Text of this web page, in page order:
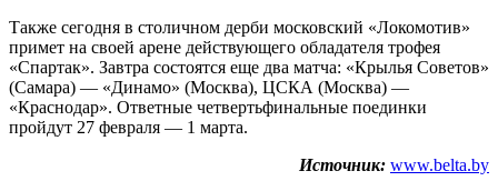
Также сегодня в столичном дерби московский «Локомотив»
примет на своей арене действующего обладателя трофея
«Спартак». Завтра состоятся еще два матча: «Крылья Советов»
(Самара) — «Динамо» (Москва), ЦСКА (Москва) —
«Краснодар». Ответные четвертьфинальные поединки
пройдут 27 февраля — 1 марта.
Источник: www.belta.by